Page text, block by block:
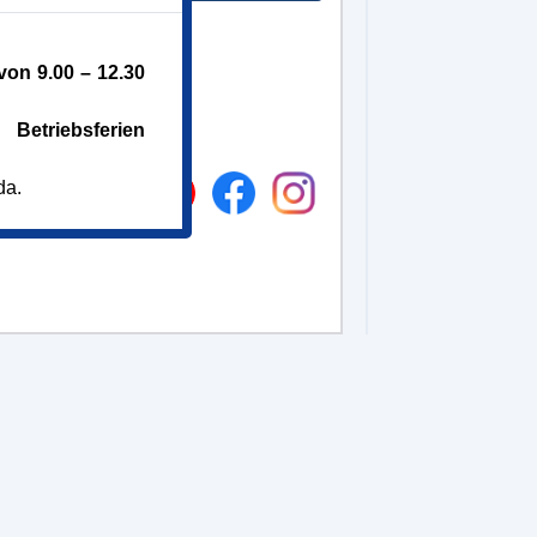
9.00 – 12.30